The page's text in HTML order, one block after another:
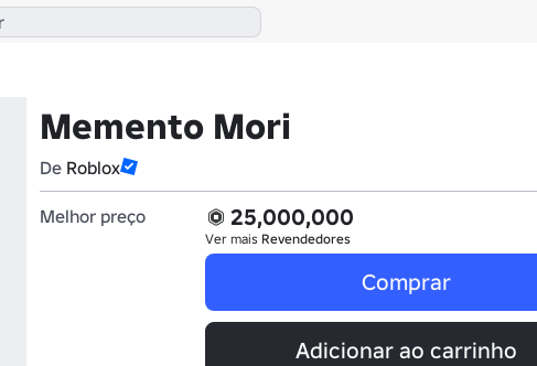
Memento Mori
De Roblox
Melhor preço 25,000,000
Ver mais Revendedores
Comprar
Adicionar ao carrinho